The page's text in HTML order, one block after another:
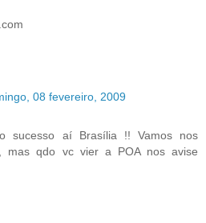
08 fevereiro, 2009
sucesso aí Brasília !! Vamos nos
mas qdo vc vier a POA nos avise